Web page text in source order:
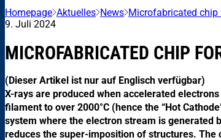
Homepage Aktuelles News Microfabricated chip
9. Juli 2024
MICROFABRICATED CHIP
(Dieser Artikel ist nur auf Englisch verfügbar)
X-rays are produced when accelerated
filament to over 2000°C (hence the “Hot
system where the electron stream is generated
reduces the super-imposition of structures.